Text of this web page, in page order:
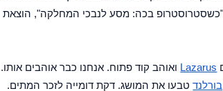
("כשסטרוסטרופ בכה: מסע לנבכי המחלקה", הוצאת
Lazarus ואוהב קוד פתוח. אנחנו כבר אוהבים אותו.
בורלנד טבעו את המושג. דקת דומייה לזכר המתים.